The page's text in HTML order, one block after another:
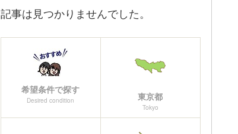
記事は見つかりませんでした。
希望条件で探す
Desired condition 東京都
Tokyo